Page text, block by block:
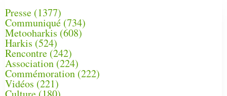
Presse (1377)
Communiqué (734)
Metooharkis (608)
Harkis (524)
Rencontre (242)
Association (224)
Commémoration(222)
Vidéos (221)